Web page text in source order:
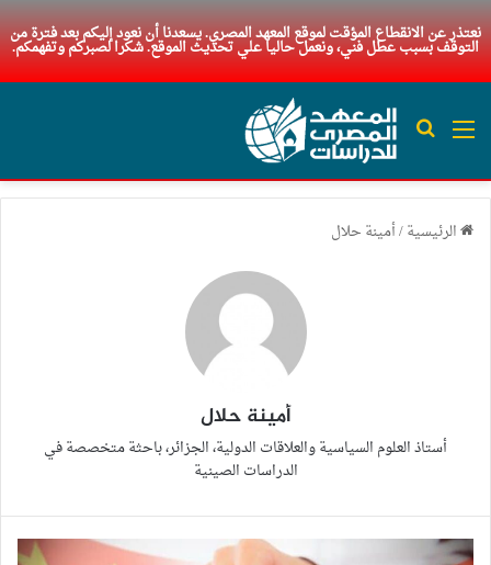
نعتذر عن الانقطاع المؤقت لموقع المعهد المصري. يسعدنا أن نعود إليكم بعد فترة من
التوقف بسبب عطل فني، ونعمل حاليا علي تحديث الموقع. شكرا لصبركم وتفهمكم.
القائمة بحث عن
الرئيسية/أمينة حلال
أمينة حلال
أستاذ العلوم السياسية والعلاقات الدولية، الجزائر، باحثة متخصصة في
الدراسات الصينية